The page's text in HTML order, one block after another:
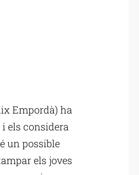
Empordà) ha
els considera
un possible
els joves